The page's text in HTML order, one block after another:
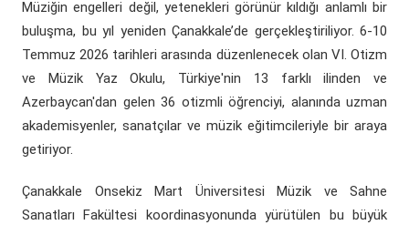
Müziğin engelleri değil, yetenekleri görünür kıldığı anlamlı bir
buluşma, bu yıl yeniden Çanakkale’de gerçekleştiriliyor. 6-10
Temmuz 2026 tarihleri arasında düzenlenecek olan VI. Otizm
ve Müzik Yaz Okulu, Türkiye'nin 13 farklı ilinden ve
Azerbaycan'dan gelen 36 otizmli öğrenciyi, alanında uzman
akademisyenler, sanatçılar ve müzik eğitimcileriyle bir araya
getiriyor.
Çanakkale Onsekiz Mart Üniversitesi Müzik ve Sahne
Sanatları Fakültesi koordinasyonunda yürütülen bu büyük
Proje Destek Ofisi